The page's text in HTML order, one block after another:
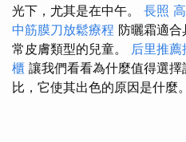
光下，尤其是在中午。 長照
中筋膜刀放鬆療程 防曬霜適
常皮膚類型的兒童。 后里推薦
櫃 讓我們看看為什麼值得選
比，它使其出色的原因是什麼。